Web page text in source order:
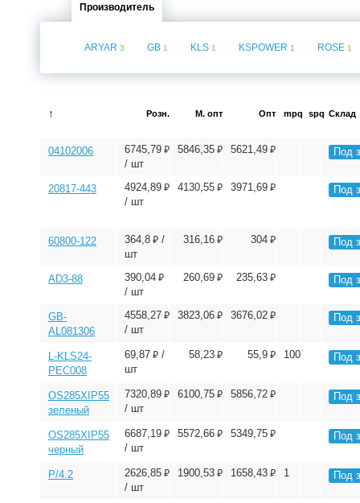
Производитель
ARYAR 3 GB 1 KLS 1 KSPOWER 1 ROSE 1
↑ Розн. М. опт Опт mpq spq Склад
04102006 6745,79 ⃏
/ шт
5846,35 ⃏ 5621,49 ⃏ Под
20817-443 4924,89 ⃏
/ шт
4130,55 ⃏ 3971,69 ⃏ Под
60800-122 364,8 ⃏ /
шт
316,16 ⃏ 304 ⃏ Под
AD3-88 390,04 ⃏
/ шт
260,69 ⃏ 235,63 ⃏ Под
GB-
AL081306
4558,27 ⃏
/ шт
3823,06 ⃏ 3676,02 ⃏ Под
L-KLS24-
PEC008
69,87 ⃏ /
шт
58,23 ⃏ 55,9 ⃏ 100 Под
OS285XIP55
зеленый
7320,89 ⃏
/ шт
6100,75 ⃏ 5856,72 ⃏ Под
OS285XIP55
черный
6687,19 ⃏
/ шт
5572,66 ⃏ 5349,75 ⃏ Под
P/4.2 2626,85 ⃏
/ шт
1900,53 ⃏ 1658,43 ⃏ 1 Под